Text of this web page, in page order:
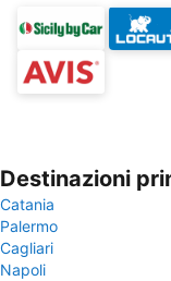
Destinazioni
Catania
Palermo
Cagliari
Napoli